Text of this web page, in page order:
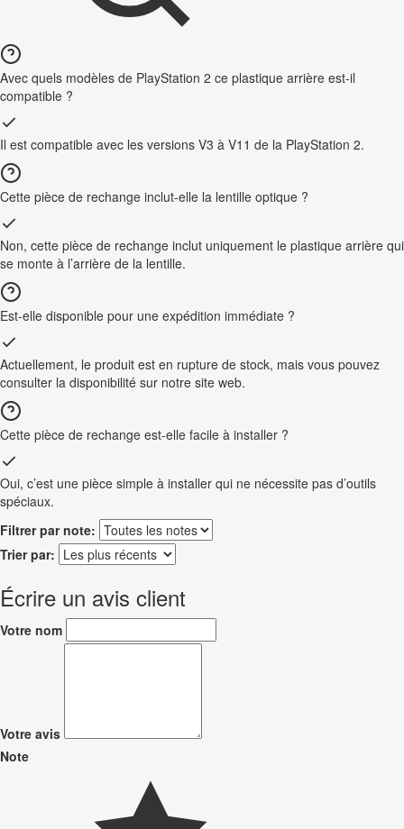
Avec quels modèles de PlayStation 2 ce plastique arrière est-il
compatible ?
Il est compatible avec les versions V3 à V11 de la PlayStation 2.
Cette pièce de rechange inclut-elle la lentille optique ?
Non, cette pièce de rechange inclut uniquement le plastique arrière qui
se monte à l’arrière de la lentille.
Est-elle disponible pour une expédition immédiate ?
Actuellement, le produit est en rupture de stock, mais vous pouvez
consulter la disponibilité sur notre site web.
Cette pièce de rechange est-elle facile à installer ?
Oui, c’est une pièce simple à installer qui ne nécessite pas d’outils
spéciaux.
Filtrer par note:
Trier par:
Écrire un avis client
Votre nom
Votre avis
Note